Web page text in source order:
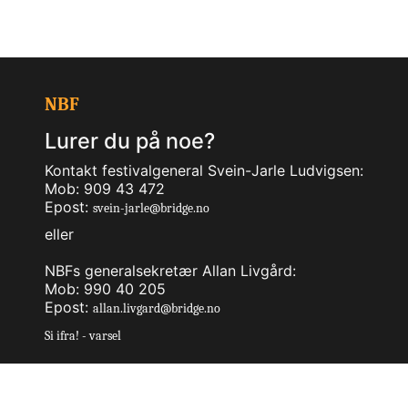
NBF
Lurer du på noe?
Kontakt festivalgeneral Svein-Jarle Ludvigsen:
Mob: 909 43 472
Epost: svein-jarle@bridge.no
eller
NBFs generalsekretær Allan Livgård:
Mob: 990 40 205
Epost: allan.livgard@bridge.no
Si ifra! - varsel